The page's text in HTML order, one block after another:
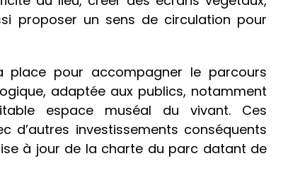
proposer un sens de circulation pour
place pour accompagner le parcours
adaptée aux publics, notamment
espace muséal du vivant. Ces
d’autres investissements conséquents
à jour de la charte du parc datant de